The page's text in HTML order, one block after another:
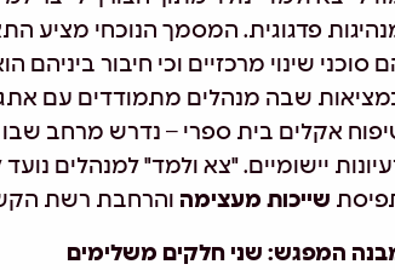
פדגוגית. המסמך הנוכחי מציע
סוכני שינוי מרכזיים וכי חיבור
שבה מנהלים מתמודדים עם
אקלים בית ספרי – נדרש מרחב
יישומיים. "צא ולמד" למנהלים
שייכות מעצימה והרחבת רשת
המפגש: שני חלקים משלימים